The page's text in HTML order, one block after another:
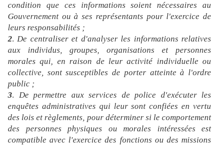
condition que ces informations soient nécessaires au
Gouvernement ou à ses représentants pour l'exercice de
leurs responsabilités ;
2. De centraliser et d'analyser les informations relatives
aux individus, groupes, organisations et personnes
morales qui, en raison de leur activité individuelle ou
collective, sont susceptibles de porter atteinte à l'ordre
public ;
3. De permettre aux services de police d'exécuter les
enquêtes administratives qui leur sont confiées en vertu
des lois et règlements, pour déterminer si le comportement
des personnes physiques ou morales intéressées est
compatible avec l'exercice des fonctions ou des missions